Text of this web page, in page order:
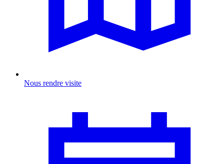
Nous rendre visite